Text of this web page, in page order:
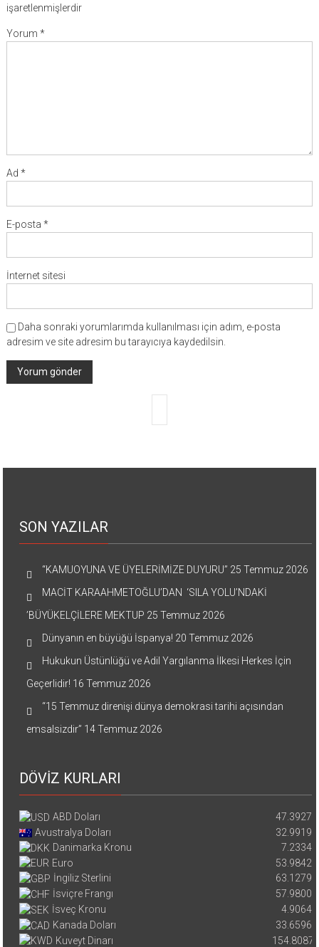
işaretlenmişlerdir
Yorum *
Ad *
E-posta *
İnternet sitesi
Daha sonraki yorumlarımda kullanılması için adım, e-posta
adresim ve site adresim bu tarayıcıya kaydedilsin.
SON YAZILAR
“KAMUOYUNA VE ÜYELERİMİZE DUYURU” 25 Temmuz 2026
MACİT KARAAHMETOĞLU’DAN ‘SILA YOLU’NDAKİ
’BÜYÜKELÇİLERE MEKTUP 25 Temmuz 2026
Dünyanın en büyüğü İspanya! 20 Temmuz 2026
Hukukun Üstünlüğü ve Adil Yargılanma İlkesi Herkes İçin
Geçerlidir! 16 Temmuz 2026
“15 Temmuz direnişi dünya demokrasi tarihi açısından
emsalsizdir” 14 Temmuz 2026
DÖVİZ KURLARI
ABD Doları
47.3927
Avustralya Doları
32.9919
Danimarka Kronu
7.2334
Euro
53.9842
İngiliz Sterlini
63.1279
İsviçre Frangı
57.9800
İsveç Kronu
4.9064
Kanada Doları
33.6596
Kuveyt Dinarı
154.8087